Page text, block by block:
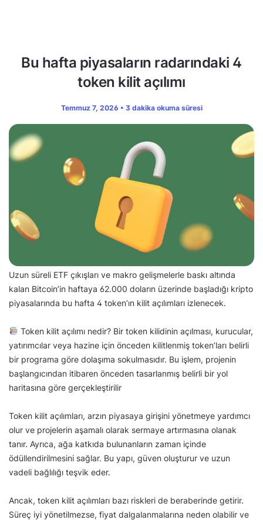
Bu hafta piyasaların radarındaki 4
token kilit açılımı
Temmuz 7, 2026 • 3 dakika okuma süresi
Uzun süreli ETF çıkışları ve makro gelişmelerle baskı altında
kalan Bitcoin’in haftaya 62.000 doların üzerinde başladığı kripto
piyasalarında bu hafta 4 token’ın kilit açılımları izlenecek.
Token kilit açılımı nedir? Bir token kilidinin açılması, kurucular,
yatırımcılar veya hazine için önceden kilitlenmiş token’ları belirli
bir programa göre dolaşıma sokulmasıdır. Bu işlem, projenin
başlangıcından itibaren önceden tasarlanmış belirli bir yol
haritasına göre gerçekleştirilir
Token kilit açılımları, arzın piyasaya girişini yönetmeye yardımcı
olur ve projelerin aşamalı olarak sermaye artırmasına olanak
tanır. Ayrıca, ağa katkıda bulunanların zaman içinde
ödüllendirilmesini sağlar. Bu yapı, güven oluşturur ve uzun
vadeli bağlılığı teşvik eder.
Ancak, token kilit açılımları bazı riskleri de beraberinde getirir.
Süreç iyi yönetilmezse, fiyat dalgalanmalarına neden olabilir ve